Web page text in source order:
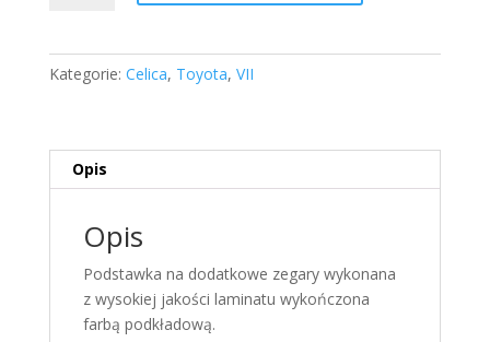
Vader/Kapliczka
podstawka
zegary
Kategorie: Celica, Toyota, VII
Opis
Opis
Podstawka na dodatkowe zegary wykonana
z wysokiej jakości laminatu wykończona
farbą podkładową.